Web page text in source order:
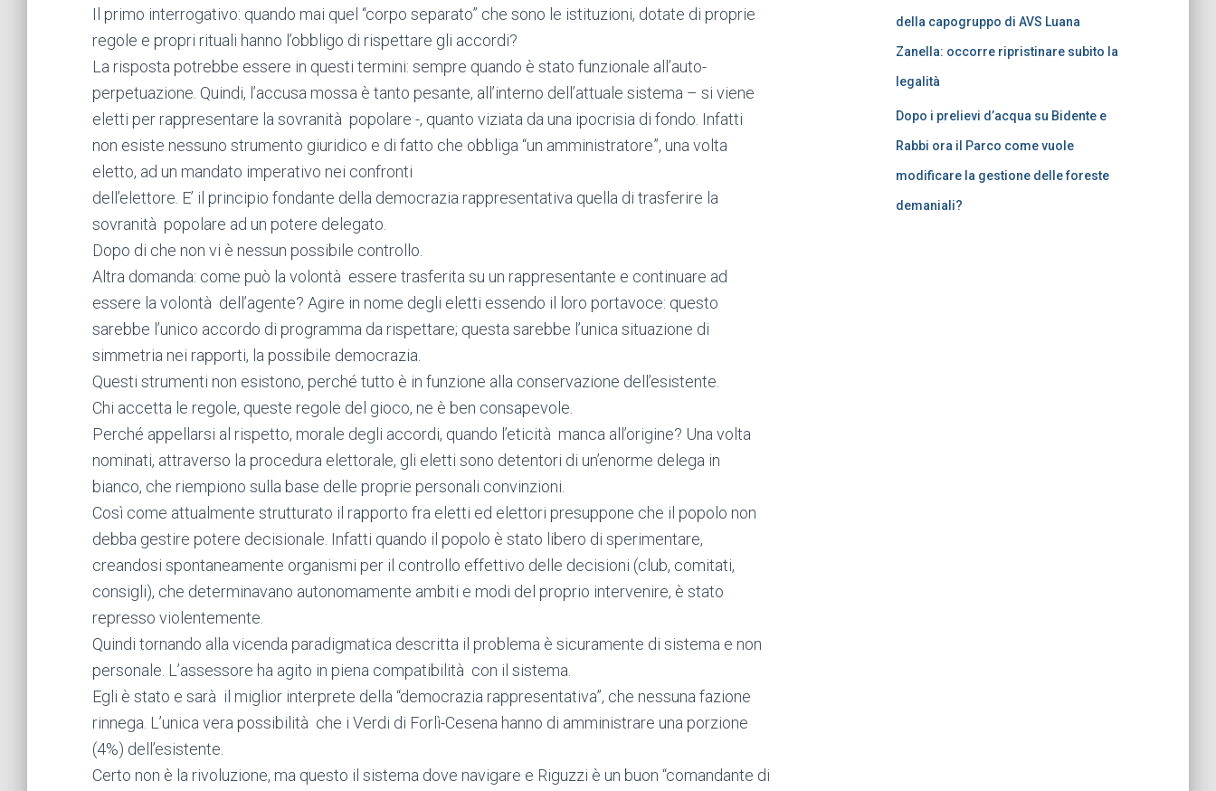
Il primo interrogativo: quando mai quel “corpo separato” che sono le istituzioni, dotate di proprie
regole e propri rituali hanno l’obbligo di rispettare gli accordi?
La risposta potrebbe essere in questi termini: sempre quando è stato funzionale all’auto-
perpetuazione. Quindi, l’accusa mossa è tanto pesante, all’interno dell’attuale sistema – si viene
eletti per rappresentare la sovranità popolare -, quanto viziata da una ipocrisia di fondo. Infatti
non esiste nessuno strumento giuridico e di fatto che obbliga “un amministratore”, una volta
eletto, ad un mandato imperativo nei confronti
dell’elettore. E’ il principio fondante della democrazia rappresentativa quella di trasferire la
sovranità popolare ad un potere delegato.
Dopo di che non vi è nessun possibile controllo.
Altra domanda: come può la volontà essere trasferita su un rappresentante e continuare ad
essere la volontà dell’agente? Agire in nome degli eletti essendo il loro portavoce: questo
sarebbe l’unico accordo di programma da rispettare; questa sarebbe l’unica situazione di
simmetria nei rapporti, la possibile democrazia.
Questi strumenti non esistono, perché tutto è in funzione alla conservazione dell’esistente.
Chi accetta le regole, queste regole del gioco, ne è ben consapevole.
Perché appellarsi al rispetto, morale degli accordi, quando l’eticità manca all’origine? Una volta
nominati, attraverso la procedura elettorale, gli eletti sono detentori di un’enorme delega in
bianco, che riempiono sulla base delle proprie personali convinzioni.
Così come attualmente strutturato il rapporto fra eletti ed elettori presuppone che il popolo non
debba gestire potere decisionale. Infatti quando il popolo è stato libero di sperimentare,
creandosi spontaneamente organismi per il controllo effettivo delle decisioni (club, comitati,
consigli), che determinavano autonomamente ambiti e modi del proprio intervenire, è stato
represso violentemente.
Quindi tornando alla vicenda paradigmatica descritta il problema è sicuramente di sistema e non
personale. L’assessore ha agito in piena compatibilità con il sistema.
Egli è stato e sarà il miglior interprete della “democrazia rappresentativa”, che nessuna fazione
rinnega. L’unica vera possibilità che i Verdi di Forlì-Cesena hanno di amministrare una porzione
(4%) dell’esistente.
Certo non è la rivoluzione, ma questo il sistema dove navigare e Riguzzi è un buon “comandante di
della capogruppo di AVS Luana
Zanella: occorre ripristinare subito la
legalità
Dopo i prelievi d’acqua su Bidente e
Rabbi ora il Parco come vuole
modificare la gestione delle foreste
demaniali?